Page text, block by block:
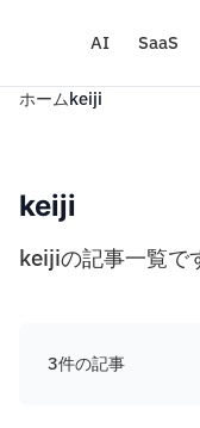
AI SaaS
ホームkeiji
keiji
keijiの記事一覧で
3件の記事